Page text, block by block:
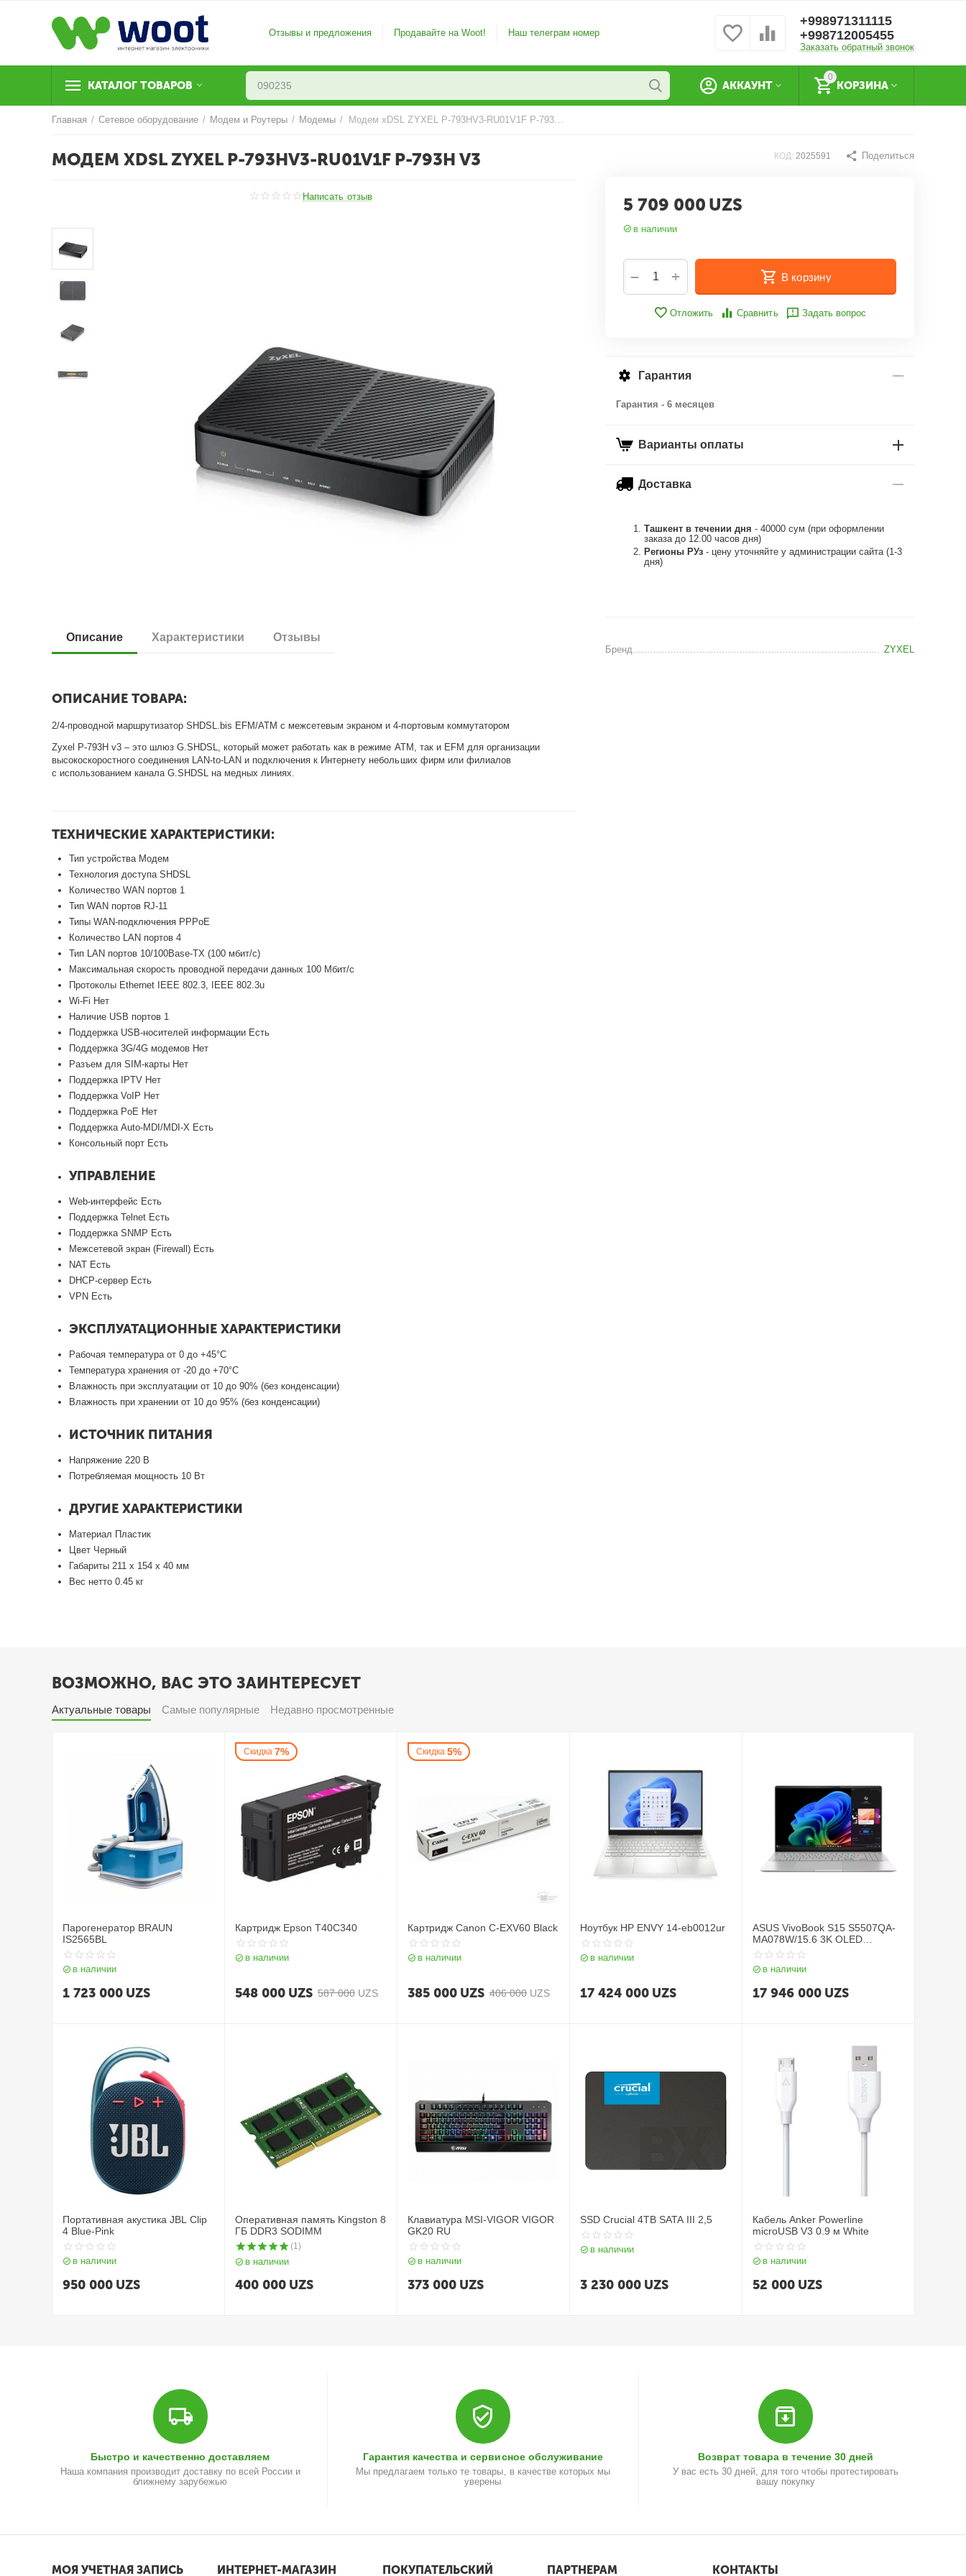
Отзывы и предложения Продавайте на Woot! Наш телеграм номер
+998971311115
+998712005455
Заказать обратный звонок
КАТАЛОГ ТОВАРОВ
0
КОРЗИНА
АККАУНТ
Главная / Сетевое оборудование / Модем и Роутеры / Модемы / Модем xDSL ZYXEL P-793HV3-RU01V1F P-793H v3
МОДЕМ XDSL ZYXEL P-793HV3-RU01V1F P-793H V3
Написать отзыв
КОД: 2025591 Поделиться
5 709 000 UZS
в наличии
+
− В корзину
Отложить Сравнить Задать вопрос
Гарантия
Гарантия - 6 месяцев
Варианты оплаты
Доставка
Ташкент в течении дня - 40000 сум (при оформлении
заказа до 12.00 часов дня)
Регионы РУз - цену уточняйте у администрации сайта (1-3
дня)
Бренд ZYXEL
Описание Характеристики Отзывы
ОПИСАНИЕ ТОВАРА:
2/4-проводной маршрутизатор SHDSL.bis EFM/ATM с межсетевым экраном и 4-портовым коммутатором
Zyxel P-793H v3 – это шлюз G.SHDSL, который может работать как в режиме ATM, так и EFM для организации
высокоскоростного соединения LAN-to-LAN и подключения к Интернету небольших фирм или филиалов
с использованием канала G.SHDSL на медных линиях.
ТЕХНИЧЕСКИЕ ХАРАКТЕРИСТИКИ:
Тип устройства Модем
Технология доступа SHDSL
Количество WAN портов 1
Тип WAN портов RJ-11
Типы WAN-подключения PPPoE
Количество LAN портов 4
Тип LAN портов 10/100Base-TX (100 мбит/с)
Максимальная скорость проводной передачи данных 100 Мбит/с
Протоколы Ethernet IEEE 802.3, IEEE 802.3u
Wi-Fi Нет
Наличие USB портов 1
Поддержка USB-носителей информации Есть
Поддержка 3G/4G модемов Нет
Разъем для SIM-карты Нет
Поддержка IPTV Нет
Поддержка VoIP Нет
Поддержка PoE Нет
Поддержка Auto-MDI/MDI-X Есть
Консольный порт Есть
УПРАВЛЕНИЕ
Web-интерфейс Есть
Поддержка Telnet Есть
Поддержка SNMP Есть
Межсетевой экран (Firewall) Есть
NAT Есть
DHCP-сервер Есть
VPN Есть
ЭКСПЛУАТАЦИОННЫЕ ХАРАКТЕРИСТИКИ
Рабочая температура от 0 до +45°С
Температура хранения от -20 до +70°С
Влажность при эксплуатации от 10 до 90% (без конденсации)
Влажность при хранении от 10 до 95% (без конденсации)
ИСТОЧНИК ПИТАНИЯ
Напряжение 220 В
Потребляемая мощность 10 Вт
ДРУГИЕ ХАРАКТЕРИСТИКИ
Материал Пластик
Цвет Черный
Габариты 211 x 154 x 40 мм
Вес нетто 0.45 кг
ВОЗМОЖНО, ВАС ЭТО ЗАИНТЕРЕСУЕТ
Актуальные товары Самые популярные Недавно просмотренные
Парогенератор BRAUN
IS2565BL
в наличии
1 723 000 UZS
Скидка 7%
Картридж Epson T40C340
в наличии
587 000 UZS
548 000 UZS
Скидка 5%
Картридж Canon C-EXV60 Black
в наличии
406 000 UZS
385 000 UZS
Ноутбук HP ENVY 14-eb0012ur
в наличии
17 424 000 UZS
ASUS VivoBook S15 S5507QA-
MA078W/15.6 3K OLED
120Hz/Qualcomm Snapdragon X
Elite X1E 78 100 3.4
Ghz/32GB/SSD 1TB/Win11
в наличии
17 946 000 UZS
Портативная акустика JBL Clip
4 Blue-Pink
в наличии
950 000 UZS
Оперативная память Kingston 8
ГБ DDR3 SODIMM
(1)
в наличии
400 000 UZS
Клавиатура MSI-VIGOR VIGOR
GK20 RU
в наличии
373 000 UZS
SSD Crucial 4TB SATA III 2,5
в наличии
3 230 000 UZS
Кабель Anker Powerline
microUSB V3 0.9 м White
в наличии
52 000 UZS
Быстро и качественно доставляем
Наша компания производит доставку по всей России и
ближнему зарубежью
Гарантия качества и сервисное обслуживание
Мы предлагаем только те товары, в качестве которых мы
уверены
Возврат товара в течение 30 дней
У вас есть 30 дней, для того чтобы протестировать
вашу покупку
МОЯ УЧЕТНАЯ ЗАПИСЬ ИНТЕРНЕТ-МАГАЗИН ПОКУПАТЕЛЬСКИЙ ПАРТНЕРАМ КОНТАКТЫ